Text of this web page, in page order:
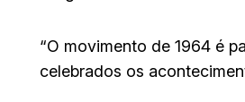
“O movimento de 1964 é
celebrados os